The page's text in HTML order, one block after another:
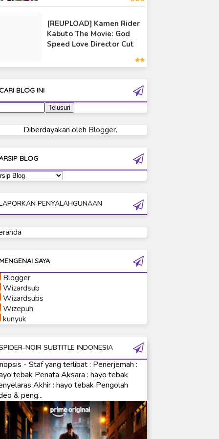
Ultraman Cosmos
Ultraman Decker
Ultraman Gaia
Ultraman Ginga
Ultraman Ginga S
Ultraman Neos
Ultraman Orb Origin Saga
Ultraman R/B
Ultraman Taiga
Ultraman The Next
Ultraman Tiga
Ultraman X
Ultraman Z
Ultraman Zearth
[REUPLOAD] Kamen Rider
Kabuto The Movie: God
Speed Love Director Cut
CARI BLOG INI
Diberdayakan oleh Blogger.
BLOG
PENYALAHGUNAAN
MENGENAI SAYA
Blogger
Wizardsub
Wizardsubs
Wizepuh
kunyuk
NOIR SUBTITLE INDONESIA
- Staf yang terlibat : Penerjemah :
tebak Penata Aksara : hayo tebak
Akhir : hayo tebak Pengolah
& peng...